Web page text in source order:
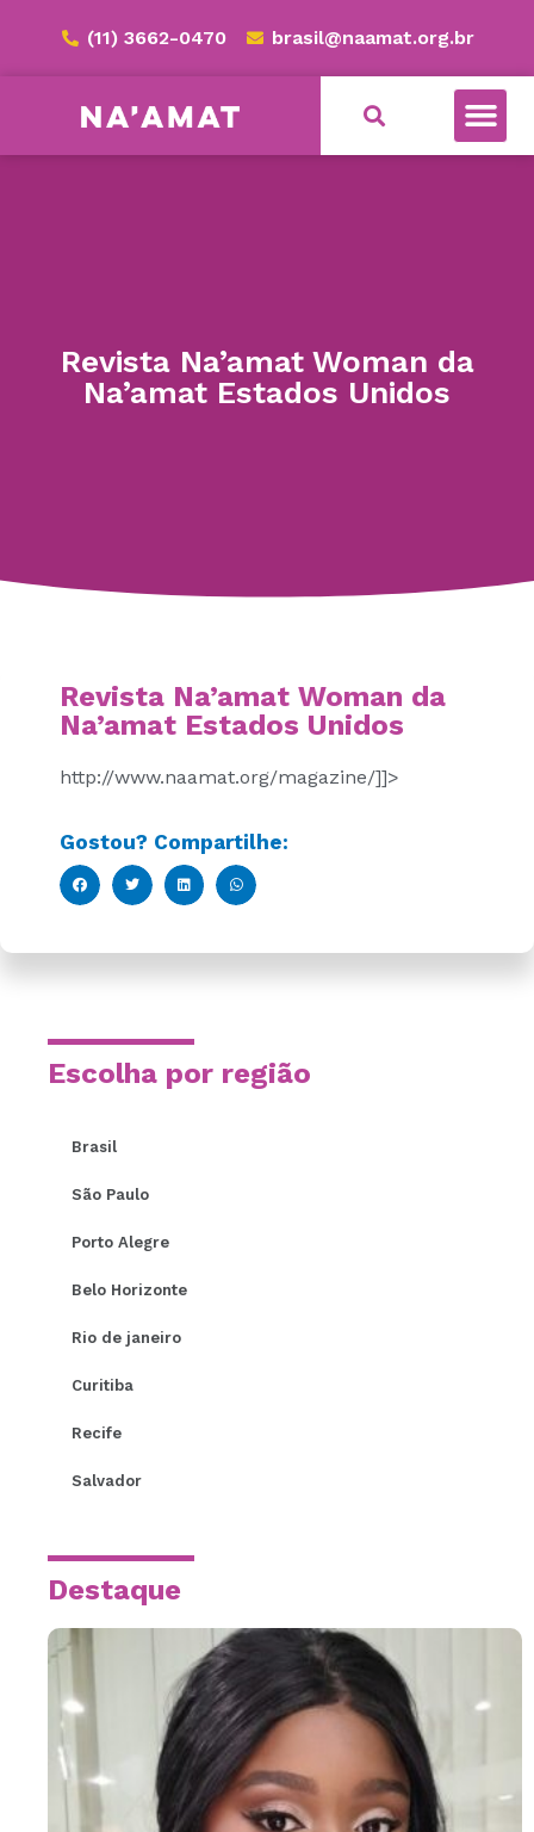
(11) 3662-0470 brasil@naamat.org.br
Revista Na’amat Woman da
Na’amat Estados Unidos
Revista Na’amat Woman da
Na’amat Estados Unidos
http://www.naamat.org/magazine/]]>
Gostou? Compartilhe:
Escolha por região
Brasil
São Paulo
Porto Alegre
Belo Horizonte
Rio de janeiro
Curitiba
Recife
Salvador
Destaque